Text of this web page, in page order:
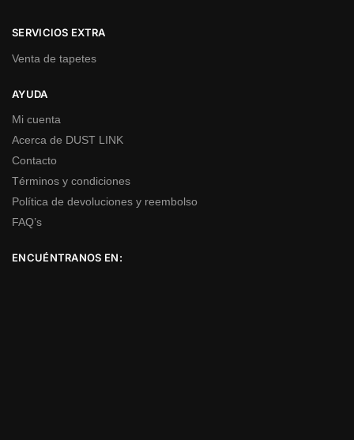
SERVICIOS EXTRA
Venta de tapetes
AYUDA
Mi cuenta
Acerca de DUST LINK
Contacto
Términos y condiciones
Política de devoluciones y reembolso
FAQ’s
ENCUÉNTRANOS EN: